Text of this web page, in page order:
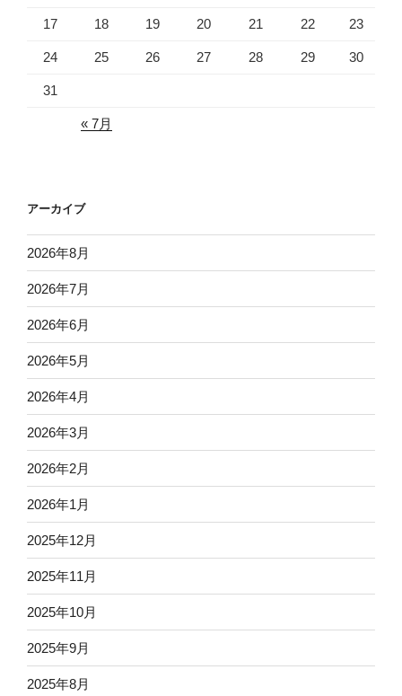
17 18 19 20 21 22 23
24 25 26 27 28 29 30
31
« 7月
アーカイブ
2026年8月
2026年7月
2026年6月
2026年5月
2026年4月
2026年3月
2026年2月
2026年1月
2025年12月
2025年11月
2025年10月
2025年9月
2025年8月